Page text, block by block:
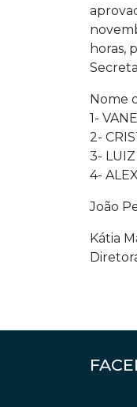
horas,
Nome
1-
2-
3-
4-
João
Kátia